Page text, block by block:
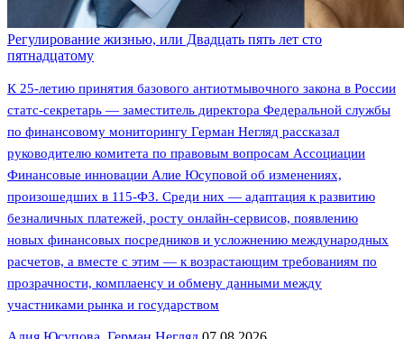
Регулирование жизнью, или Двадцать пять лет сто
пятнадцатому
К 25-летию принятия базового антиотмывочного закона в России
статс-секретарь — заместитель директора Федеральной службы
по финансовому мониторингу Герман Негляд рассказал
руководителю комитета по правовым вопросам Ассоциации
Финансовые инновации Алие Юсуповой об изменениях,
произошедших в 115-ФЗ. Среди них — адаптация к развитию
безналичных платежей, росту онлайн-сервисов, появлению
новых финансовых посредников и усложнению международных
расчетов, а вместе с этим — к возрастающим требованиям по
прозрачности, комплаенсу и обмену данными между
участниками рынка и государством